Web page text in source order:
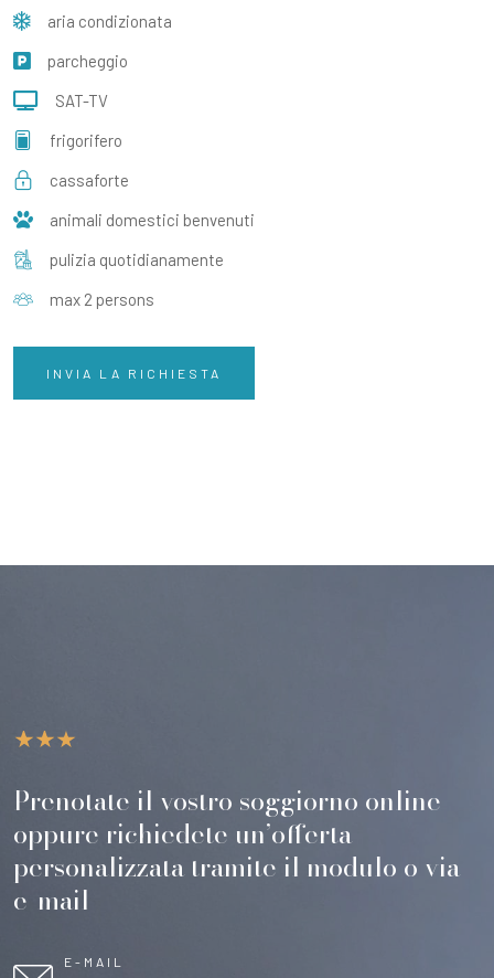
aria condizionata
parcheggio
SAT-TV
frigorifero
cassaforte
animali domestici benvenuti
pulizia quotidianamente
max 2 persons
INVIA LA RICHIESTA
Prenotate il vostro soggiorno online
oppure richiedete un’offerta
personalizzata tramite il modulo o via
e-mail
E-MAIL